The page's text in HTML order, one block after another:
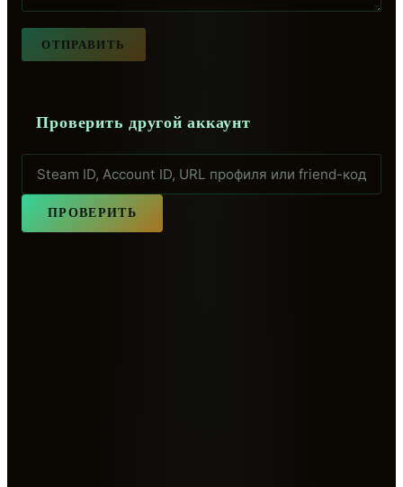
ОТПРАВИТЬ
Проверить другой аккаунт
ПРОВЕРИТЬ